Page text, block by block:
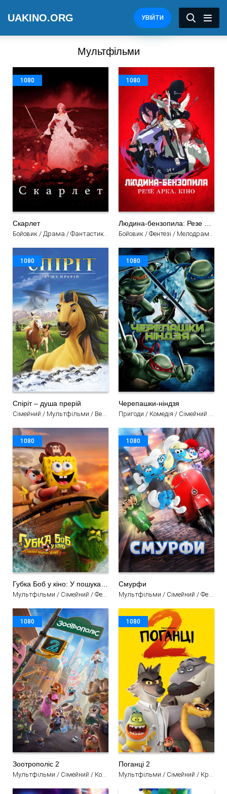
UAKINO.ORG УВІЙТИ
Мультфільми
1080
Скарлет
1080
1080
Спіріт – душа прерій
Сімейний / Мультфільми / Вестерн / Драма / Пригоди
1080
Черепашки-ніндзя
Пригоди / Комедія / Сімейний / Мультфільми
1080 1080
Смурфи
1080
Зоотрополіс 2
Мультфільми / Сімейний / Комедія / Пригоди / Детектив
1080
Поганці 2
Мультфільми / Сімейний / Кримінал / Комедія / Пригоди